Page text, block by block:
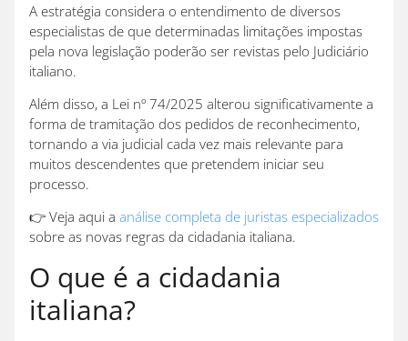
A estratégia considera o entendimento de diversos
especialistas de que determinadas limitações impostas
pela nova legislação poderão ser revistas pelo Judiciário
italiano.
Além disso, a Lei nº 74/2025 alterou significativamente a
forma de tramitação dos pedidos de reconhecimento,
tornando a via judicial cada vez mais relevante para
muitos descendentes que pretendem iniciar seu
processo.
👉 Veja aqui a análise completa de juristas especializados
sobre as novas regras da cidadania italiana.
O que é a cidadania
italiana?